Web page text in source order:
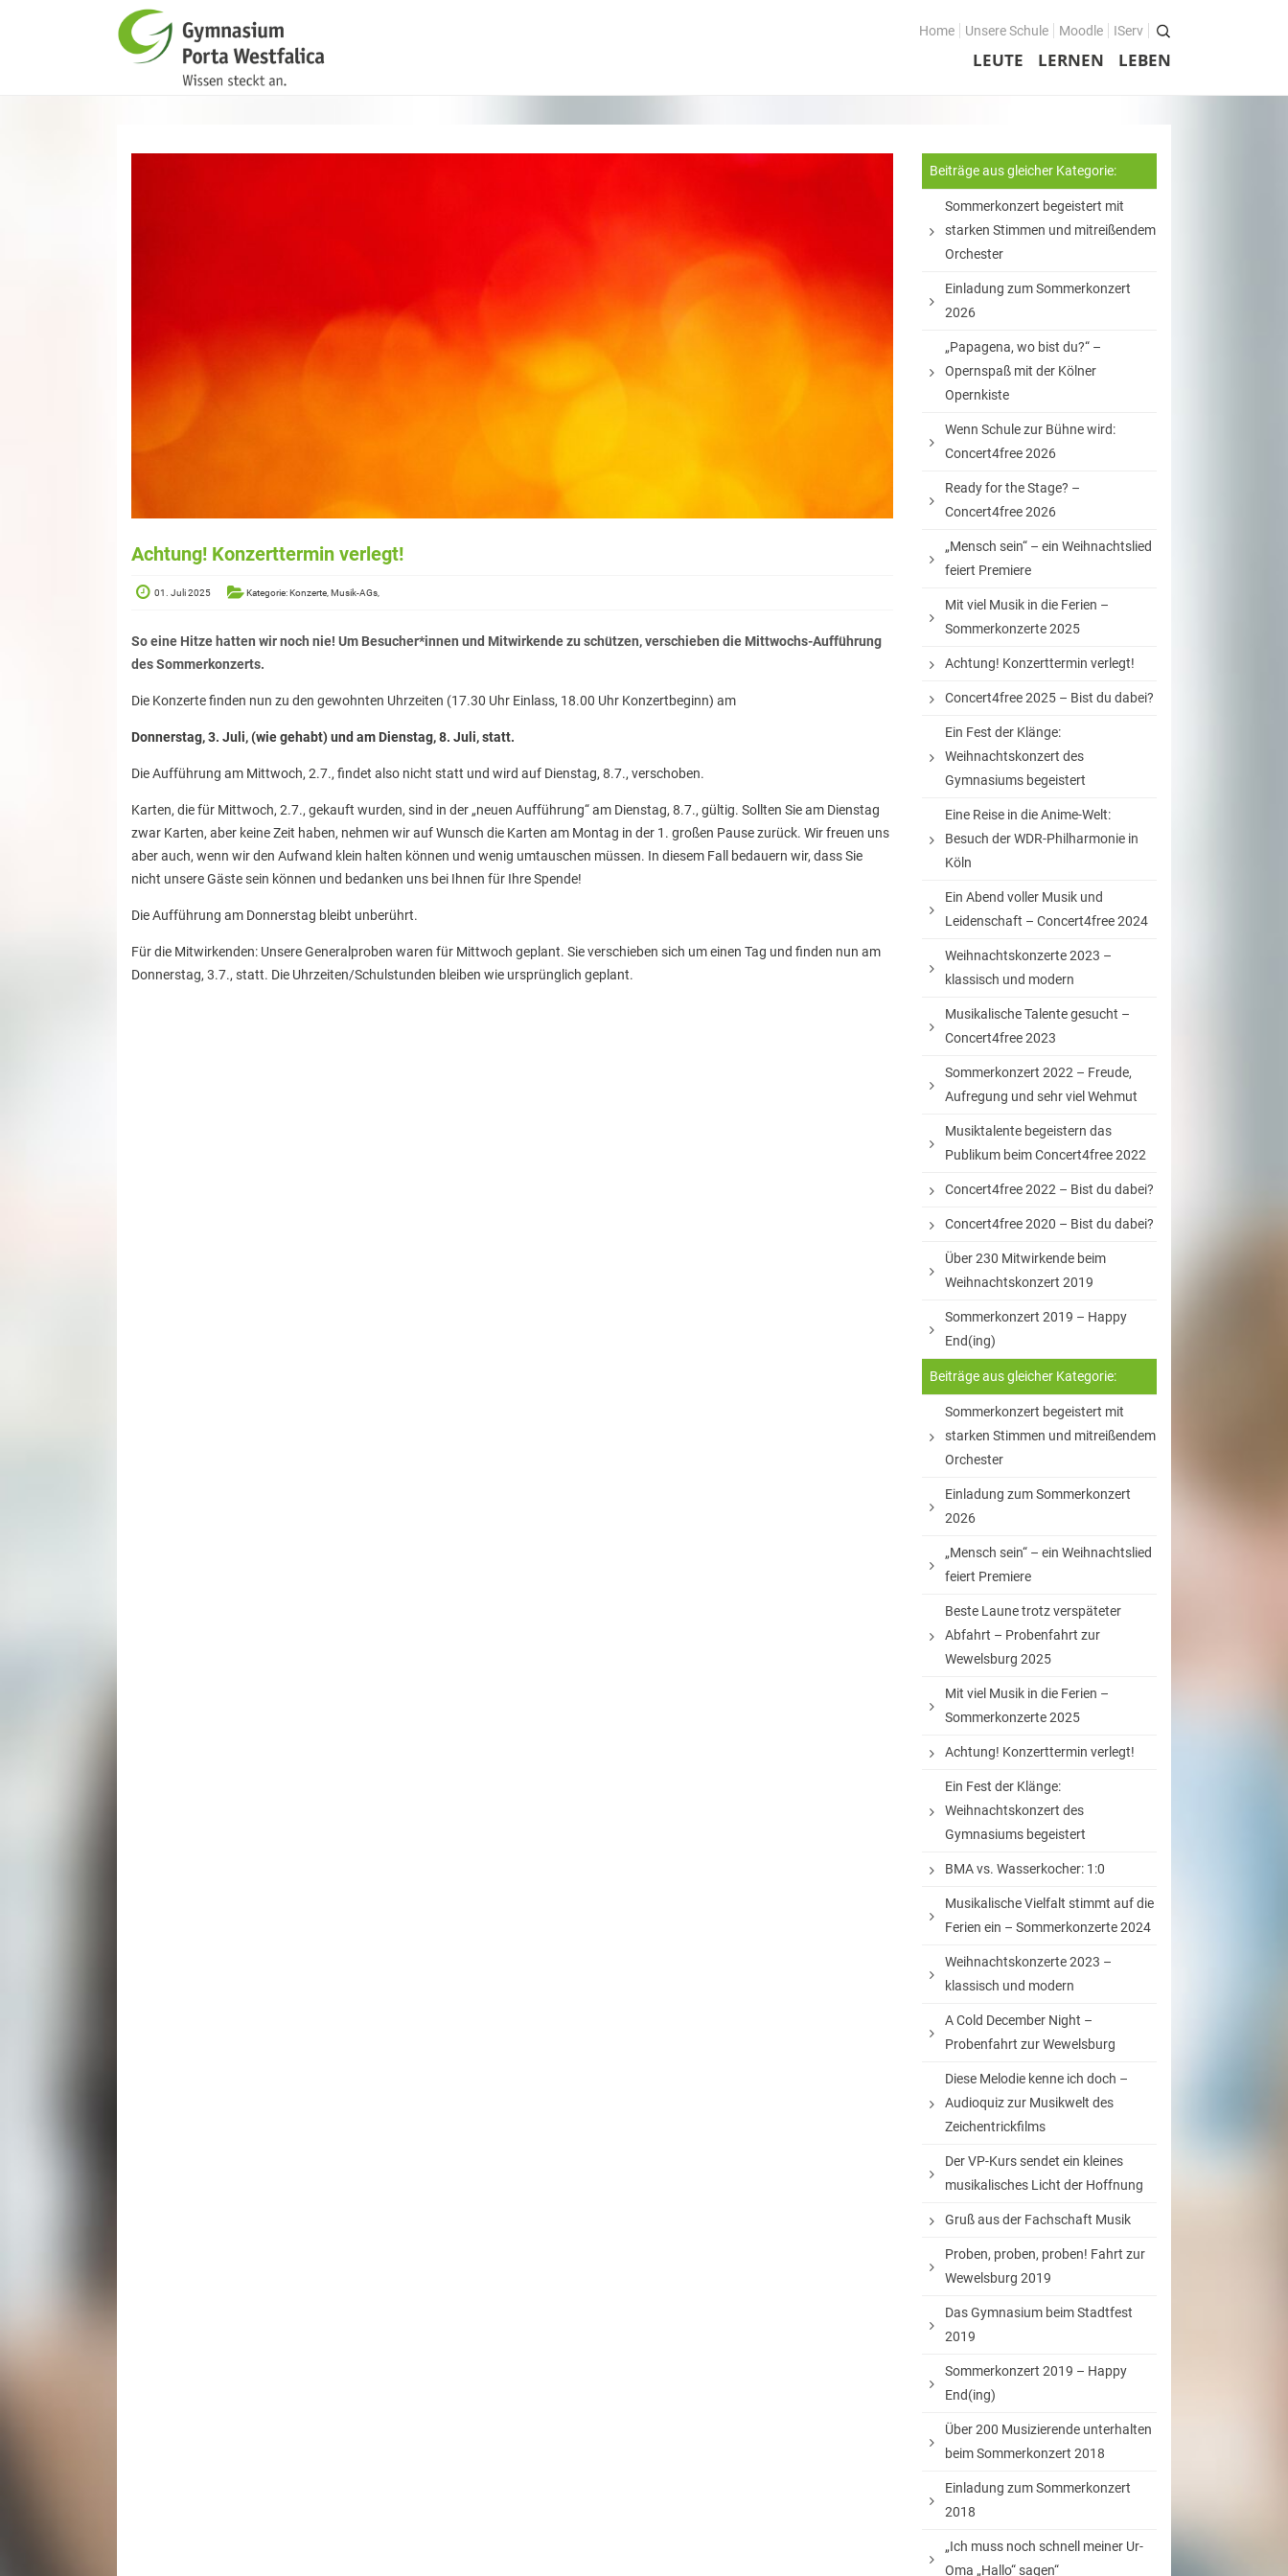
Home Unsere Schule Moodle IServ
LEUTE LERNEN LEBEN
Achtung! Konzerttermin verlegt!
01. Juli 2025 Kategorie: Konzerte, Musik-AGs,
So eine Hitze hatten wir noch nie! Um Besucher*innen und Mitwirkende zu schützen, verschieben die Mittwochs-Aufführung
des Sommerkonzerts.
Die Konzerte finden nun zu den gewohnten Uhrzeiten (17.30 Uhr Einlass, 18.00 Uhr Konzertbeginn) am
Donnerstag, 3. Juli, (wie gehabt) und am Dienstag, 8. Juli, statt.
Die Aufführung am Mittwoch, 2.7., findet also nicht statt und wird auf Dienstag, 8.7., verschoben.
Karten, die für Mittwoch, 2.7., gekauft wurden, sind in der „neuen Aufführung“ am Dienstag, 8.7., gültig. Sollten Sie am Dienstag
zwar Karten, aber keine Zeit haben, nehmen wir auf Wunsch die Karten am Montag in der 1. großen Pause zurück. Wir freuen uns
aber auch, wenn wir den Aufwand klein halten können und wenig umtauschen müssen. In diesem Fall bedauern wir, dass Sie
nicht unsere Gäste sein können und bedanken uns bei Ihnen für Ihre Spende!
Die Aufführung am Donnerstag bleibt unberührt.
Für die Mitwirkenden: Unsere Generalproben waren für Mittwoch geplant. Sie verschieben sich um einen Tag und finden nun am
Donnerstag, 3.7., statt. Die Uhrzeiten/Schulstunden bleiben wie ursprünglich geplant.
Beiträge aus gleicher Kategorie:
Sommerkonzert begeistert mit
starken Stimmen und mitreißendem
Orchester
Einladung zum Sommerkonzert
2026
„Papagena, wo bist du?“ –
Opernspaß mit der Kölner
Opernkiste
Wenn Schule zur Bühne wird:
Concert4free 2026
Ready for the Stage? –
Concert4free 2026
„Mensch sein“ – ein Weihnachtslied
feiert Premiere
Mit viel Musik in die Ferien –
Sommerkonzerte 2025
Achtung! Konzerttermin verlegt!
Concert4free 2025 – Bist du dabei?
Ein Fest der Klänge:
Weihnachtskonzert des
Gymnasiums begeistert
Eine Reise in die Anime-Welt:
Besuch der WDR-Philharmonie in
Köln
Ein Abend voller Musik und
Leidenschaft – Concert4free 2024
Weihnachtskonzerte 2023 –
klassisch und modern
Musikalische Talente gesucht –
Concert4free 2023
Sommerkonzert 2022 – Freude,
Aufregung und sehr viel Wehmut
Musiktalente begeistern das
Publikum beim Concert4free 2022
Concert4free 2022 – Bist du dabei?
Concert4free 2020 – Bist du dabei?
Über 230 Mitwirkende beim
Weihnachtskonzert 2019
Sommerkonzert 2019 – Happy
End(ing)
Beiträge aus gleicher Kategorie:
Sommerkonzert begeistert mit
starken Stimmen und mitreißendem
Orchester
Einladung zum Sommerkonzert
2026
„Mensch sein“ – ein Weihnachtslied
feiert Premiere
Beste Laune trotz verspäteter
Abfahrt – Probenfahrt zur
Wewelsburg 2025
Mit viel Musik in die Ferien –
Sommerkonzerte 2025
Achtung! Konzerttermin verlegt!
Ein Fest der Klänge:
Weihnachtskonzert des
Gymnasiums begeistert
BMA vs. Wasserkocher: 1:0
Musikalische Vielfalt stimmt auf die
Ferien ein – Sommerkonzerte 2024
Weihnachtskonzerte 2023 –
klassisch und modern
A Cold December Night –
Probenfahrt zur Wewelsburg
Diese Melodie kenne ich doch –
Audioquiz zur Musikwelt des
Zeichentrickfilms
Der VP-Kurs sendet ein kleines
musikalisches Licht der Hoffnung
Gruß aus der Fachschaft Musik
Proben, proben, proben! Fahrt zur
Wewelsburg 2019
Das Gymnasium beim Stadtfest
2019
Sommerkonzert 2019 – Happy
End(ing)
Über 200 Musizierende unterhalten
beim Sommerkonzert 2018
Einladung zum Sommerkonzert
2018
„Ich muss noch schnell meiner Ur-
Oma „Hallo“ sagen“